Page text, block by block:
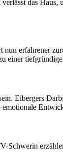
das
erfahrener
einer
Eibergers